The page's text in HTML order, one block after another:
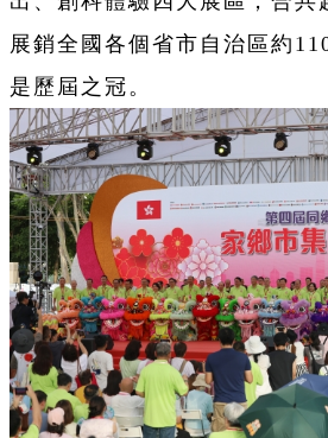
展銷全國各個省市自治區約
是歷屆之冠。